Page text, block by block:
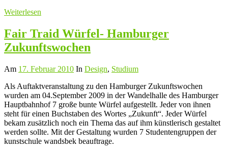
Weiterlesen
Fair Traid Würfel- Hamburger
Zukunftswochen
Am 17. Februar 2010 In Design, Studium
Als Auftaktveranstaltung zu den Hamburger Zukunftswochen
wurden am 04.September 2009 in der Wandelhalle des Hamburger
Hauptbahnhof 7 große bunte Würfel aufgestellt. Jeder von ihnen
steht für einen Buchstaben des Wortes „Zukunft“. Jeder Würfel
bekam zusätzlich noch ein Thema das auf ihm künstlerisch gestaltet
werden sollte. Mit der Gestaltung wurden 7 Studentengruppen der
kunstschule wandsbek beauftrage.